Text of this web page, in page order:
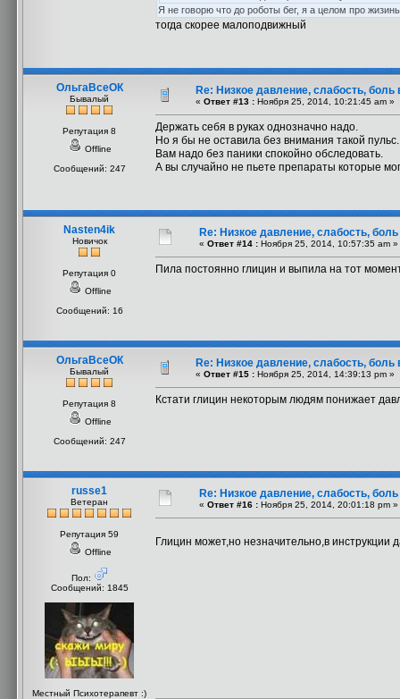
Я не говорю что до роботы бег, я а целом про
тогда скорее малоподвижный
ОльгаВсеОК
Бывалый
Репутация 8
Offline
Сообщений: 247
Re: Низкое давление, слабость, боль
« Ответ #13 : Ноября 25, 2014, 10:21:45 am »
Держать себя в руках однозначно надо.
Но я бы не оставила без внимания такой пульс.
Вам надо без паники спокойно обследовать.
А вы случайно не пьете препараты которые
Nasten4ik
Новичок
Репутация 0
Offline
Сообщений: 16
Re: Низкое давление, слабость,
« Ответ #14 : Ноября 25, 2014, 10:57:35 am »
Пила постоянно глицин и выпила на тот
ОльгаВсеОК
Бывалый
Репутация 8
Offline
Сообщений: 247
Re: Низкое давление, слабость, боль
« Ответ #15 : Ноября 25, 2014, 14:39:13 pm »
Кстати глицин некоторым людям понижает
russe1
Ветеран
Репутация 59
Offline
Пол:
Сообщений: 1845
Местный Психотерапевт :)
Re: Низкое давление, слабость,
« Ответ #16 : Ноября 25, 2014, 20:01:18 pm »
Глицин может,но незначительно,в